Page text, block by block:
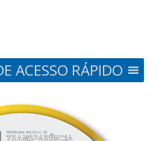
ACESSO RÁPIDO